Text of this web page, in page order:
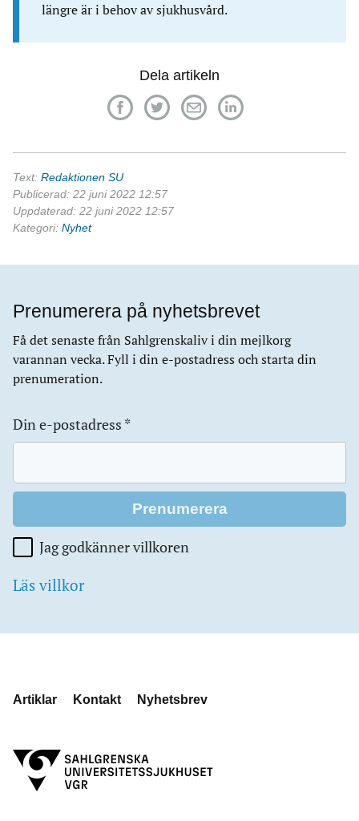
längre är i behov av sjukhusvård.
Dela artikeln
Text: Redaktionen SU
Publicerad: 22 juni 2022 12:57
Uppdaterad: 22 juni 2022 12:57
Kategori: Nyhet
Prenumerera på nyhetsbrevet
Få det senaste från Sahlgrenskaliv i din mejlkorg
varannan vecka. Fyll i din e-postadress och starta din
prenumeration.
Din e-postadress *
Jag godkänner villkoren
Läs villkor
Artiklar Kontakt Nyhetsbrev